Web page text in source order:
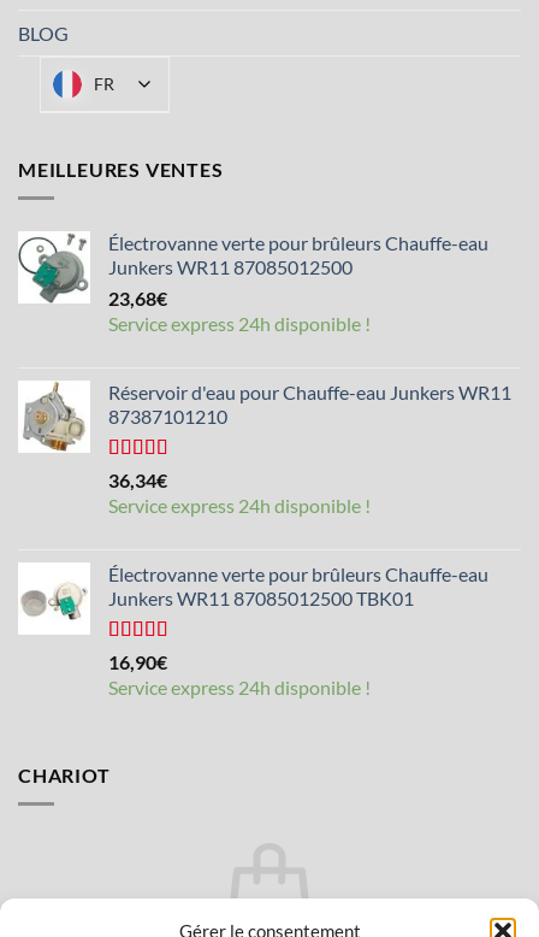
Gérer le consentement
BLOG
FR
MEILLEURES VENTES
Électrovanne verte pour brûleurs Chauffe-eau
Junkers WR11 87085012500
23,68€
Service express 24h disponible !
Réservoir d'eau pour Chauffe-eau Junkers WR11
87387101210
Note :4,5
sur 5
36,34€
Service express 24h disponible !
Électrovanne verte pour brûleurs Chauffe-eau
Junkers WR11 87085012500 TBK01
Note :
4,25 sur 5
16,90€
Service express 24h disponible !
CHARIOT